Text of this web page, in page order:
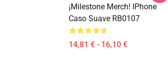
¡Milestone Merch! IPhone
Caso Suave RB0107
14,81 € - 16,10 €